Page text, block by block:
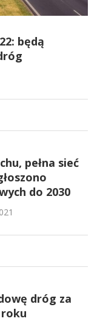
będą
pełna sieć
do 2030
dróg za